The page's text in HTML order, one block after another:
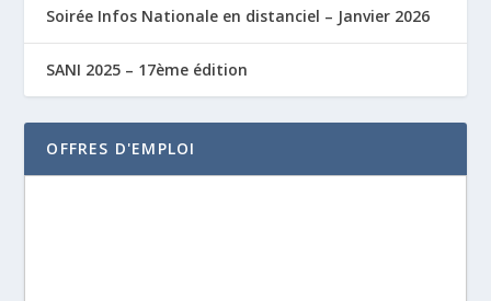
Soirée Infos Nationale en distanciel – Janvier 2026
SANI 2025 – 17ème édition
OFFRES D'EMPLOI